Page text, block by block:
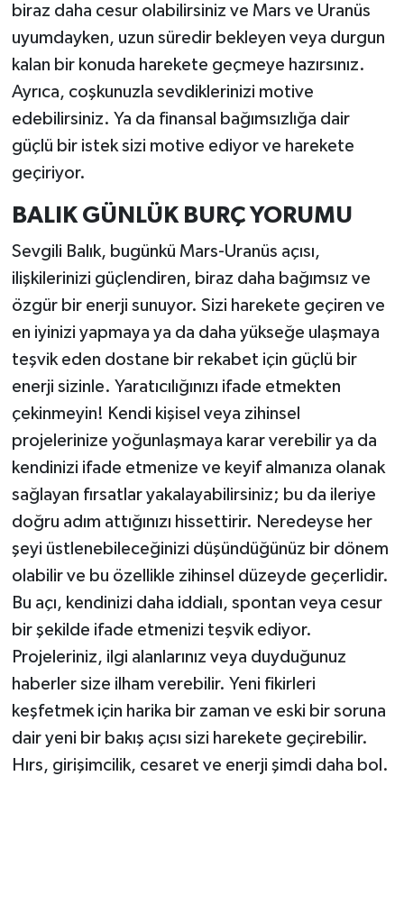
biraz daha cesur olabilirsiniz ve Mars ve Uranüs
uyumdayken, uzun süredir bekleyen veya durgun
kalan bir konuda harekete geçmeye hazırsınız.
Ayrıca, coşkunuzla sevdiklerinizi motive
edebilirsiniz. Ya da finansal bağımsızlığa dair
güçlü bir istek sizi motive ediyor ve harekete
geçiriyor.
BALIK GÜNLÜK BURÇ YORUMU
Sevgili Balık, bugünkü Mars-Uranüs açısı,
ilişkilerinizi güçlendiren, biraz daha bağımsız ve
özgür bir enerji sunuyor. Sizi harekete geçiren ve
en iyinizi yapmaya ya da daha yükseğe ulaşmaya
teşvik eden dostane bir rekabet için güçlü bir
enerji sizinle. Yaratıcılığınızı ifade etmekten
çekinmeyin! Kendi kişisel veya zihinsel
projelerinize yoğunlaşmaya karar verebilir ya da
kendinizi ifade etmenize ve keyif almanıza olanak
sağlayan fırsatlar yakalayabilirsiniz; bu da ileriye
doğru adım attığınızı hissettirir. Neredeyse her
şeyi üstlenebileceğinizi düşündüğünüz bir dönem
olabilir ve bu özellikle zihinsel düzeyde geçerlidir.
Bu açı, kendinizi daha iddialı, spontan veya cesur
bir şekilde ifade etmenizi teşvik ediyor.
Projeleriniz, ilgi alanlarınız veya duyduğunuz
haberler size ilham verebilir. Yeni fikirleri
keşfetmek için harika bir zaman ve eski bir soruna
dair yeni bir bakış açısı sizi harekete geçirebilir.
Hırs, girişimcilik, cesaret ve enerji şimdi daha bol.